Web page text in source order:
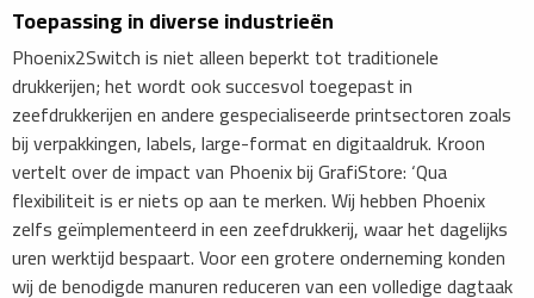
Toepassing in diverse industrieën
Phoenix2Switch is niet alleen beperkt tot traditionele
drukkerijen; het wordt ook succesvol toegepast in
zeefdrukkerijen en andere gespecialiseerde printsectoren zoals
bij verpakkingen, labels, large-format en digitaaldruk. Kroon
vertelt over de impact van Phoenix bij GrafiStore: ‘Qua
flexibiliteit is er niets op aan te merken. Wij hebben Phoenix
zelfs geïmplementeerd in een zeefdrukkerij, waar het dagelijks
uren werktijd bespaart. Voor een grotere onderneming konden
wij de benodigde manuren reduceren van een volledige dagtaak